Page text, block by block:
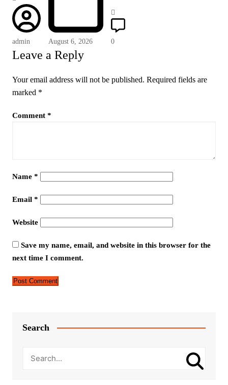
admin August 6, 2026 0
Leave a Reply
Your email address will not be published. Required fields are
marked *
Comment *
Name *
Email *
Website
Save my name, email, and website in this browser for the
next time I comment.
Search